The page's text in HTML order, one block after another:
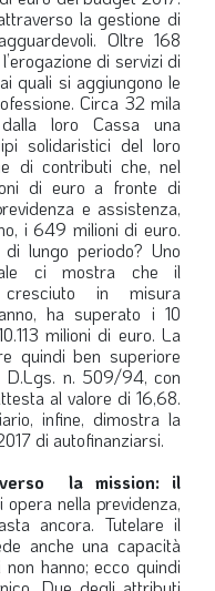
la gestione di
Oltre 168
di servizi di
quali si aggiungono le
Circa 32 mila
loro Cassa una
solidaristici del loro
di contributi che, nel
di euro a fronte di
e assistenza,
i 649 milioni di euro.
lungo periodo? Uno
ci mostra che il
cresciuto in misura
ha superato i 10
milioni di euro. La
quindi ben superiore
D.Lgs. n. 509/94, con
al valore di 16,68.
infine, dimostra la
di autofinanziarsi.
la mission: il
opera nella previdenza,
ancora. Tutelare il
anche una capacità
hanno; ecco quindi